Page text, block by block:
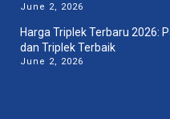
June 2, 2026
Harga Triplek Terbaru 2026:
dan Triplek Terbaik
June 2, 2026